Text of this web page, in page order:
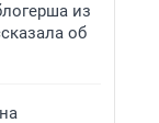
из
об